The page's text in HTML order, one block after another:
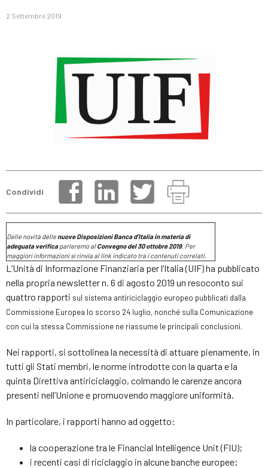
2 Settembre 2019
Condividi
Delle novità delle nuove DisposizioniBanca d’Italiain materia di
adeguata verificaparleremo alConvegno del 30 ottobre 2019. Per
maggiori informazioni si rinvia al link indicato tra i contenuti correlati.
L’Unità di Informazione Finanziaria per l’Italia (UIF) ha pubblicato
nella propria newsletter n. 6 di agosto 2019 un resoconto sui
quattro rapporti sul sistema antiriciclaggio europeo pubblicati dalla
Commissione Europea lo scorso 24 luglio, nonché sulla Comunicazione
con cui la stessa Commissione ne riassume le principali conclusioni.
Nei rapporti, si sottolinea la necessità di attuare pienamente, in
tutti gli Stati membri, le norme introdotte con la quarta e la
quinta Direttiva antiriciclaggio, colmando le carenze ancora
presenti nell’Unione e promuovendo maggiore uniformità.
In particolare, i rapporti hanno ad oggetto:
la cooperazione tra le Financial Intelligence Unit (FIU);
i recenti casi di riciclaggio in alcune banche europee;